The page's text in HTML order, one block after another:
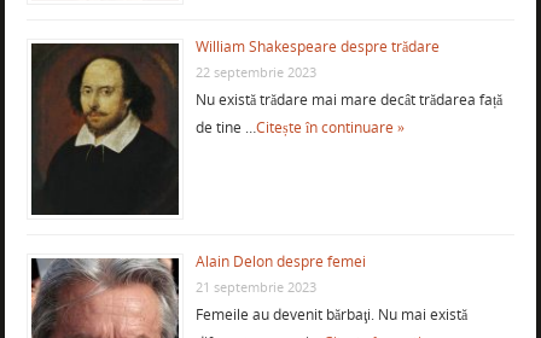
William Shakespeare despre trădare
22 septembrie 2023
Nu există trădare mai mare decât trădarea față
de tine …Citește în continuare »
Alain Delon despre femei
21 septembrie 2023
Femeile au devenit bărbaţi. Nu mai există